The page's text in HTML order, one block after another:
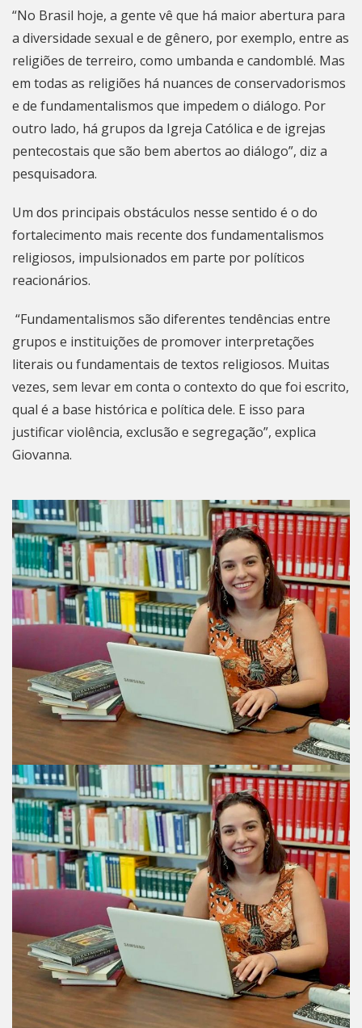
“No Brasil hoje, a gente vê que há maior abertura para
a diversidade sexual e de gênero, por exemplo, entre as
religiões de terreiro, como umbanda e candomblé. Mas
em todas as religiões há nuances de conservadorismos
e de fundamentalismos que impedem o diálogo. Por
outro lado, há grupos da Igreja Católica e de igrejas
pentecostais que são bem abertos ao diálogo”, diz a
pesquisadora.
Um dos principais obstáculos nesse sentido é o do
fortalecimento mais recente dos fundamentalismos
religiosos, impulsionados em parte por políticos
reacionários.
“Fundamentalismos são diferentes tendências entre
grupos e instituições de promover interpretações
literais ou fundamentais de textos religiosos. Muitas
vezes, sem levar em conta o contexto do que foi escrito,
qual é a base histórica e política dele. E isso para
justificar violência, exclusão e segregação”, explica
Giovanna.